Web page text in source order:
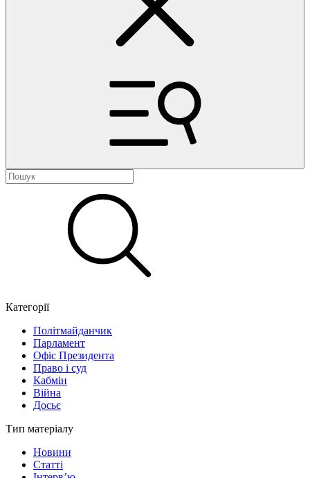
Категорії
Політмайданчик
Парламент
Офіс Президента
Право і суд
Кабмін
Війна
Досьє
Тип матеріалу
Новини
Статті